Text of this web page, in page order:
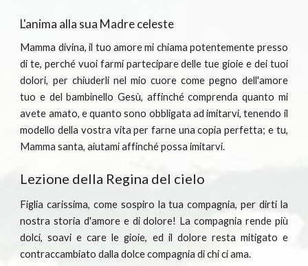
L'anima alla sua Madre celeste
Mamma divina, il tuo amore mi chiama potentemente presso
di te, perché vuoi farmi partecipare delle tue gioie e dei tuoi
dolori, per chiuderli nel mio cuore come pegno dell'amore
tuo e del bambinello Gesù, affinché comprenda quanto mi
avete amato, e quanto sono obbligata ad imitarvi, tenendo il
modello della vostra vita per farne una copia perfetta; e tu,
Mamma santa, aiutami affinché possa imitarvi.
Lezione della Regina del cielo
Figlia carissima, come sospiro la tua compagnia, per dirti la
nostra storia d'amore e di dolore! La compagnia rende più
dolci, soavi e care le gioie, ed il dolore resta mitigato e
contraccambiato dalla dolce compagnia di chi ci ama.